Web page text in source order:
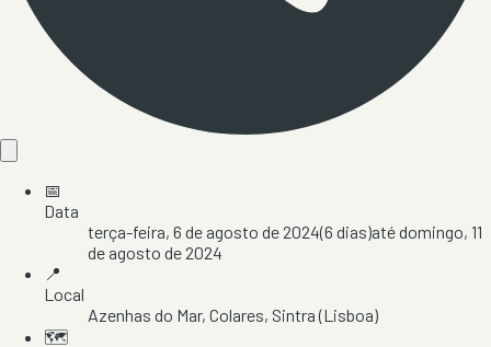
📅
Data
terça-feira, 6 de agosto de 2024(6 dias)atédomingo, 11
de agosto de 2024
📍
Local
Azenhas do Mar, Colares, Sintra(Lisboa)
🗺️